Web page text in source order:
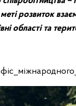
розвиток
області та